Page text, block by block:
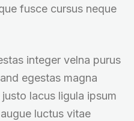
fusce cursus neque
integer velna purus
egestas magna
lacus ligula ipsum
luctus vitae